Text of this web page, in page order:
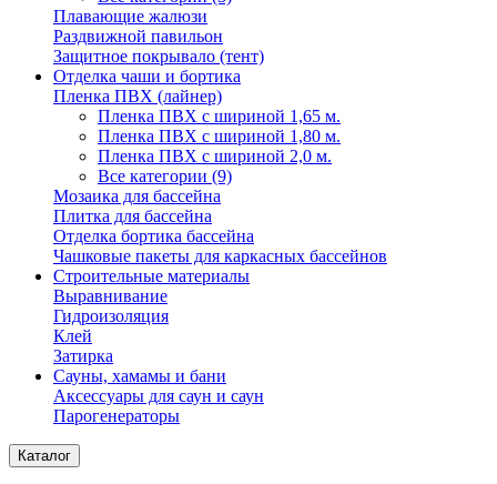
Плавающие жалюзи
Раздвижной павильон
Защитное покрывало (тент)
Отделка чаши и бортика
Пленка ПВХ (лайнер)
Пленка ПВХ с шириной 1,65 м.
Пленка ПВХ с шириной 1,80 м.
Пленка ПВХ с шириной 2,0 м.
Все категории (9)
Мозаика для бассейна
Плитка для бассейна
Отделка бортика бассейна
Чашковые пакеты для каркасных бассейнов
Строительные материалы
Выравнивание
Гидроизоляция
Клей
Затирка
Сауны, хамамы и бани
Аксессуары для саун и саун
Парогенераторы
Каталог